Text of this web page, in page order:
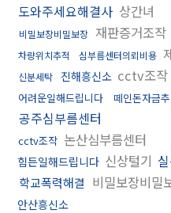
도와주세요해결사 상간녀
비밀보장비밀보장 재판증거조작
차량위치추적 심부름센터의뢰비용
신분세탁 진해흥신소 cctv조작
어려운일해드립니다 떼인돈자금
공주심부름센터
cctv조작 논산심부름센터
힘든일해드립니다 신상털기
학교폭력해결 비밀보장비밀
안산흥신소